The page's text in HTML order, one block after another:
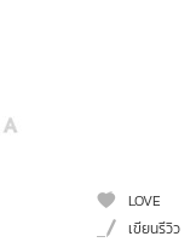
LOVE
เขียนรีวิว